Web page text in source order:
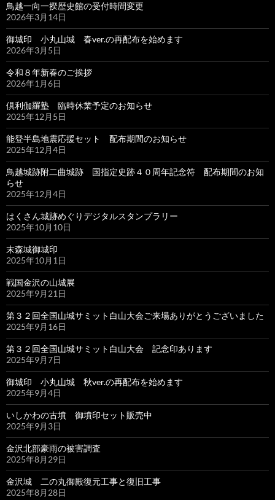
鳥越一向一揆歴史館の受付時間変更
2026年3月14日
御城印 小丸山城 春ver.の再配布を始めます
2026年3月5日
令和８年新春のご挨拶
2026年1月6日
倶利伽羅塾 臨時休業予定のお知らせ
2025年12月5日
能登半島地震応援セット 配布期間のお知らせ
2025年12月4日
鳥越城跡附二曲城跡 国指定史跡４０周年記念符 配布期間のお知
らせ
2025年12月4日
はくさん城跡めぐりデジタルスタンプラリー
2025年10月10日
末森城御城印
2025年10月1日
戦国金沢の山城展
2025年9月21日
第３２回全国山城サミット白山大会ご来場ありがとうございました
2025年9月16日
第３２回全国山城サミット白山大会 記念印あります
2025年9月7日
御城印 小丸山城 秋ver.の再配布を始めます
2025年9月4日
いしかわの古墳 御墳印セット販売中
2025年9月3日
金沢北部豪雨の被害調査
2025年8月29日
金沢城 二の丸御殿復元工事と復旧工事
2025年8月28日